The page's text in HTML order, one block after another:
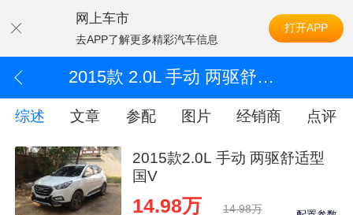
网上车市
去APP了解更多精彩汽车信息
打开APP
2015款 2.0L 手动 两驱舒适型 国V
综述 文章 参配 图片 经销商 点评
2015款2.0L 手动 两驱舒适型
国V
14.98万 14.98万